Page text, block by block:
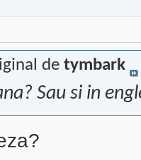
de tymbark
Sau si in